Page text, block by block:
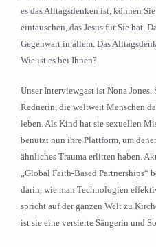
es das Alltagsdenken ist, können
eintauschen, das Jesus für Sie hat.
Gegenwart in allem. Das
Wie ist es bei Ihnen?
Unser Interviewgast ist Nona
Rednerin, die weltweit Menschen
leben. Als Kind hat sie sexuellen
benutzt nun ihre Plattform, um
ähnliches Trauma erlitten haben.
„Global Faith-Based Partnerships“
darin, wie man Technologien
spricht auf der ganzen Welt zu
ist sie eine versierte Sängerin und